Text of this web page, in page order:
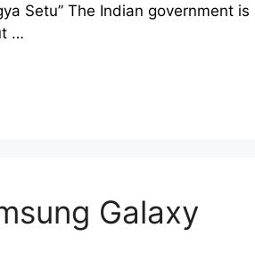
Setu” The Indian government is
…
Galaxy